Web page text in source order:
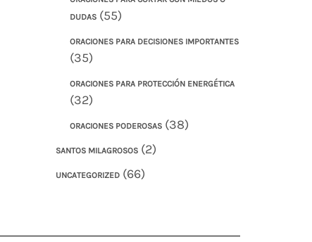
DUDAS(55)
ORACIONES PARA DECISIONES IMPORTANTES
(35)
ORACIONES PARA PROTECCIÓN ENERGÉTICA
(32)
ORACIONES PODEROSAS(38)
SANTOS MILAGROSOS(2)
UNCATEGORIZED(66)